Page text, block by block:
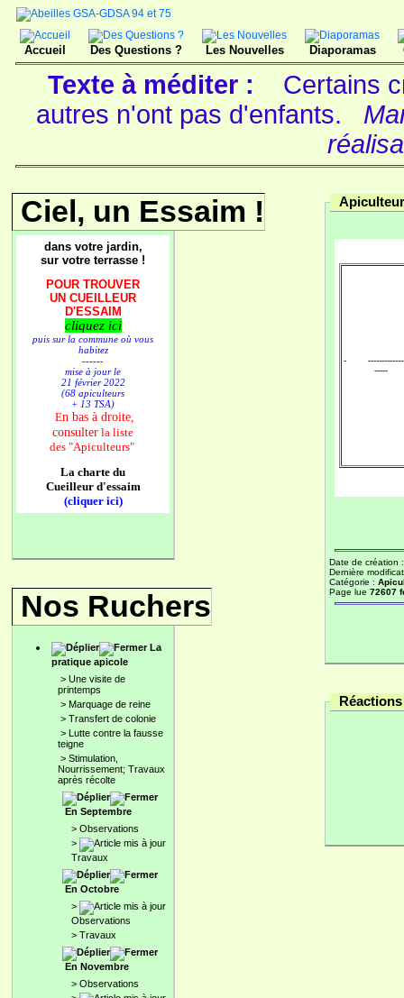
Accueil Des Questions ? Les Nouvelles Diaporamas
Texte à méditer :
Certains
autres n'ont pas d'enfants.
Ciel, un Essaim !
dans votre jardin,
sur votre terrasse !
POUR TROUVER
UN CUEILLEUR
D'ESSAIM
cliquez ici
puis sur la commune où vous
habitez
------
mise à jour le
21 février 2022
(68 apiculteurs
+ 13 TSA)
En bas à droite,
consulter la liste
des "Apiculteurs"
La charte du
Cueilleur d'essaim
(cliquer ici)
Nos Ruchers
La
pratique apicole
> Une visite de
printemps
> Marquage de reine
> Transfert de colonie
> Lutte contre la fausse
teigne
> Stimulation,
Nourrissement; Travaux
après récolte
En Septembre
> Observations
>
Travaux
En Octobre
>
Observations
> Travaux
En Novembre
> Observations
-
-----
Date de création
Dernière
Catégorie :
Page lue 72607